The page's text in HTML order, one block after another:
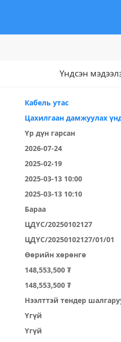
Үндсэн
Кабель утас
Цахилгаан дамжуулах
Үр дүн гарсан
2026-07-24
2025-02-19
2025-03-13 10:00
2025-03-13 10:10
Бараа
ЦДҮС/20250102127
ЦДҮС/20250102127/01/01
Өөрийн хөрөнгө
148,553,500 ₮
148,553,500 ₮
Нээлттэй тендер
Үгүй
Үгүй